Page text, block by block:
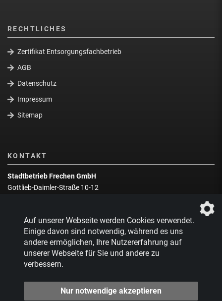
RECHTLICHES
Zertifikat Entsorgungsfachbetrieb
AGB
Datenschutz
Impressum
Sitemap
KONTAKT
Stadtbetrieb Frechen GmbH
Gottlieb-Daimler-Straße 10-12
Zentrale:02234 9217-0
Abfallberatung:02234 9217-17
Auf unserer Webseite werden Cookies verwendet.
Einige davon sind notwendig, während es uns
andere ermöglichen, Ihre Nutzererfahrung auf
unserer Webseite für Sie und andere zu
verbessern.
Nur notwendige akzeptieren